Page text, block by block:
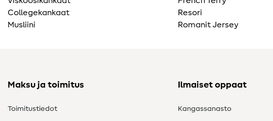
Collegekankaat
Musliini
Resori
Romanit Jersey
Maksu ja toimitus
Toimitustiedot
Ilmaiset oppaat
Kangassanasto